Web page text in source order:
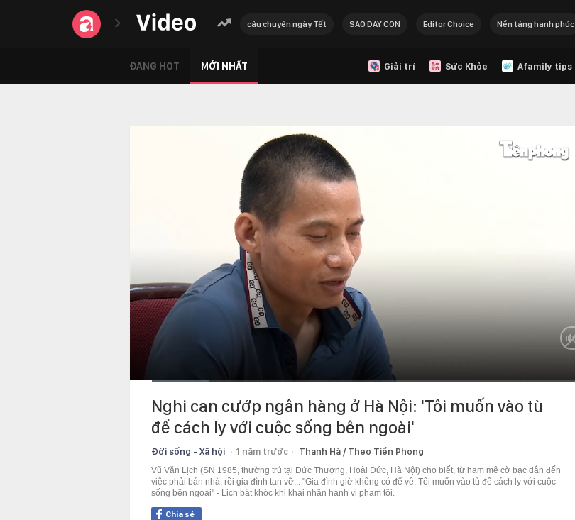
câu chuyện ngày Tết SAO DẠY CON Editor Choice Nền tảng hạnh phúc
ĐANG HOT MỚI NHẤT Giải trí Sức Khỏe Afamily tips
Time
Nghi can cướp ngân hàng ở Hà Nội: 'Tôi muốn vào tù
để cách ly với cuộc sống bên ngoài'
Đời sống - Xã hội 1 năm trước Thanh Hà / Theo Tiền Phong
Vũ Văn Lịch (SN 1985, thường trú tại Đức Thượng, Hoài Đức, Hà Nội) cho biết, từ ham mê cờ bạc dẫn đến
việc phải bán nhà, rồi gia đình tan vỡ... "Gia đình giờ không có để về. Tôi muốn vào tù để cách ly với cuộc
sống bên ngoài" - Lịch bật khóc khi khai nhận hành vi phạm tội.
Chia sẻ